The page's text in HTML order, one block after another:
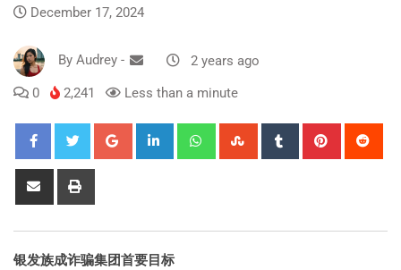
December 17, 2024
By Audrey - 2 years ago
0 2,241 Less than a minute
银发族成诈骗集团首要目标